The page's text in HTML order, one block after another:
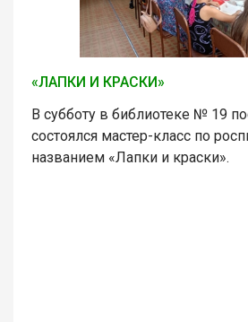
«ЛАПКИ И КРАСКИ»
В субботу в библиотеке № 19
состоялся мастер-класс по
названием «Лапки и краски».